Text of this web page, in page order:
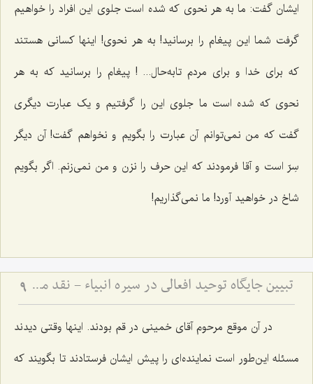
ایشان گفت: ما به هر نحوی که شده است جلوی این افراد را خواهیم
گرفت شما این پیغام را برسانید! به هر نحوی! اینها کسانی هستند
که برای خدا و برای مردم تابه‌حال... ! پیغام را برسانید که به هر
نحوی که شده است ما جلوی این را گرفتیم و یک عبارت دیگری
گفت که من نمی‌توانم آن عبارت را بگویم و نخواهم گفت! آن دیگر
سِرّ است و آقا فرمودند که این حرف را نزن و من نمی‌زنم. اگر بگویم
شاخ در خواهید آورد! ما نمی‌گذاریم!
تبیین جایگاه توحید افعالی در سیره انبیاء - نقد مدعیان دروغین و ضرورت خروج از خودپرستی 9
در آن موقع مرحوم آقای خمینی در قم بودند. اینها وقتی دیدند
مسئله این‌طور است نماینده‌ای را پیش ایشان فرستادند تا بگویند که